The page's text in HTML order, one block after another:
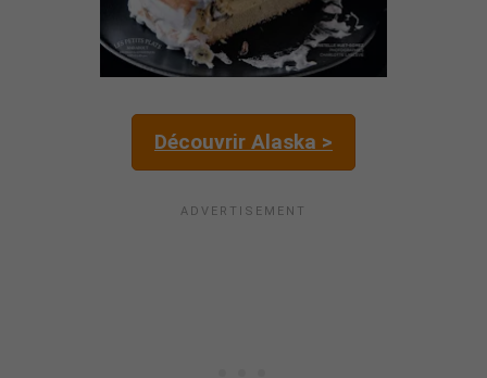
Découvrir Alaska >